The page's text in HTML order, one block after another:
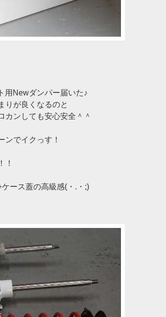
用Newダンパー届いた♪
りが良くなるのと
カンしても安心安全＾＾
ンでイクっす！
！
ース蓋の高級感(・.・;)